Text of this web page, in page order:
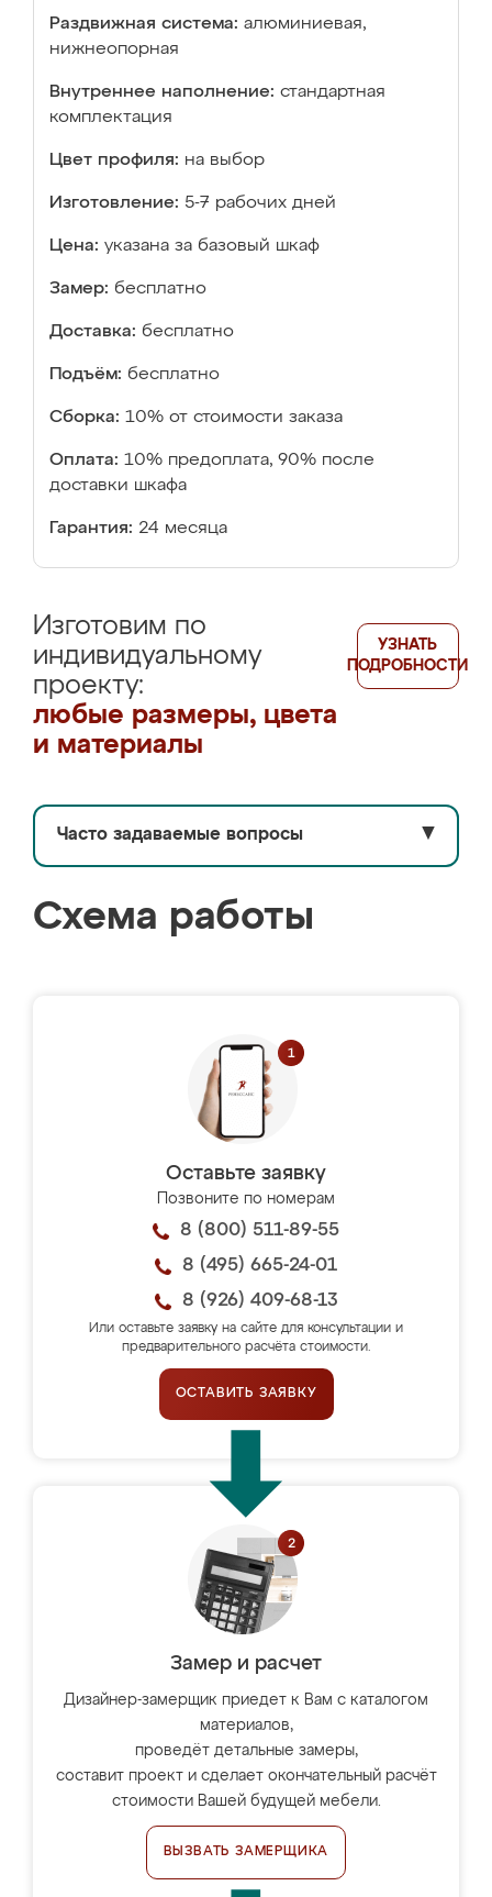
Раздвижная система: алюминиевая,
нижнеопорная
Внутреннее наполнение: стандартная
комплектация
Цвет профиля: на выбор
Изготовление: 5-7 рабочих дней
Цена: указана за базовый шкаф
Замер: бесплатно
Доставка: бесплатно
Подъём: бесплатно
Сборка: 10% от стоимости заказа
Оплата: 10% предоплата, 90% после
доставки шкафа
Гарантия: 24 месяца
Изготовим по
индивидуальному
проекту:
любые размеры, цвета
и материалы
УЗНАТЬ
ПОДРОБНОСТИ
Часто задаваемые вопросы ▼
Схема работы
Оставьте заявку
Позвоните по номерам
8 (800) 511-89-55
8 (495) 665-24-01
8 (926) 409-68-13
Или оставьте заявку на сайте для консультации и
предварительного расчёта стоимости.
ОСТАВИТЬ ЗАЯВКУ
Замер и расчет
Дизайнер-замерщик приедет к Вам с каталогом
материалов,
проведёт детальные замеры,
составит проект и сделает окончательный расчёт
стоимости Вашей будущей мебели.
ВЫЗВАТЬ ЗАМЕРЩИКА